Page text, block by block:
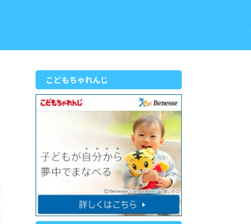
こどもちゃれんじ